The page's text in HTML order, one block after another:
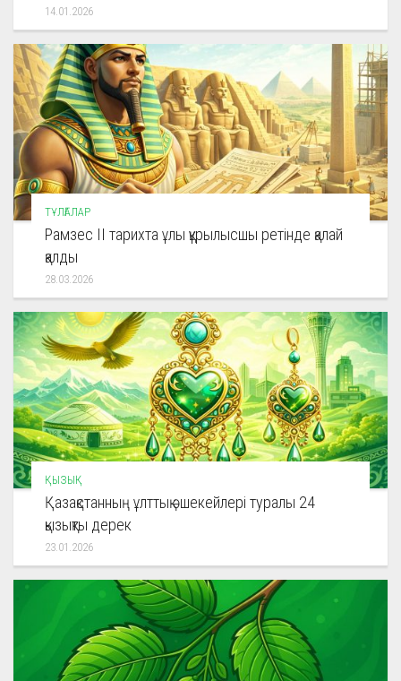
14.01.2026
ТҰЛҒАЛАР
Рамзес ІІ тарихта ұлы құрылысшы ретінде қалай
қалды
28.03.2026
ҚЫЗЫҚ
Қазақстанның ұлттық әшекейлері туралы 24
қызықты дерек
23.01.2026